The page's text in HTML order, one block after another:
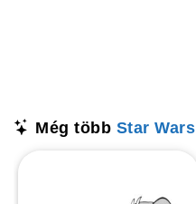
Még több Star Wars